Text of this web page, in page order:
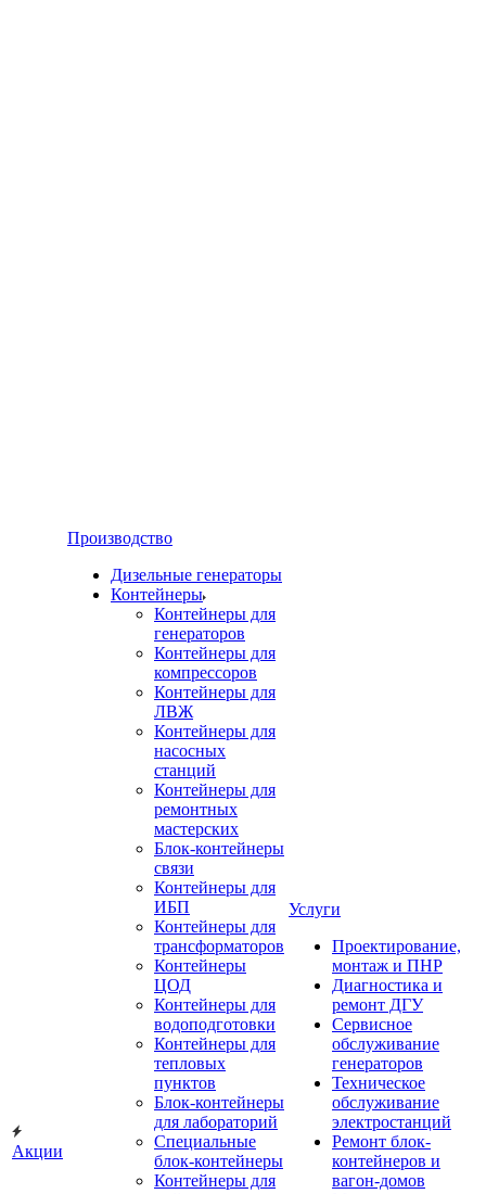
Акции
Производство
Дизельные генераторы
Контейнеры
Контейнеры для
генераторов
Контейнеры для
компрессоров
Контейнеры для
ЛВЖ
Контейнеры для
насосных
станций
Контейнеры для
ремонтных
мастерских
Блок-контейнеры
связи
Контейнеры для
ИБП
Контейнеры для
трансформаторов
Контейнеры
ЦОД
Контейнеры для
водоподготовки
Контейнеры для
тепловых
пунктов
Блок-контейнеры
для лабораторий
Специальные
блок-контейнеры
Контейнеры для
Услуги
Проектирование,
монтаж и ПНР
Диагностика и
ремонт ДГУ
Сервисное
обслуживание
генераторов
Техническое
обслуживание
электростанций
Ремонт блок-
контейнеров и
вагон-домов